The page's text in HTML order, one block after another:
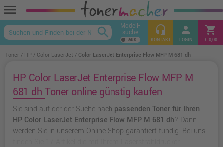
menu
keyboard_arrow_up
search Modell-
suche headset_mic
KONTAKT
person
LOGIN
shopping_cart
€ 0,00
Toner HP Color LaserJet Color LaserJet Enterprise Flow MFP M 681 dh
HP Color LaserJet Enterprise Flow MFP M
681 dh Toner online günstig kaufen
Sie sind auf der der Suche nach passenden Toner für Ihren
HP Color LaserJet Enterprise Flow MFP M 681 dh? Dann
werden Sie in unserem Online-Shop garantiert fündig. Bei uns